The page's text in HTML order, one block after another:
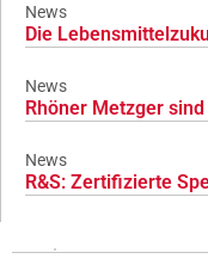
News
Die
News
Rhöner Metzger
News
R&S: Zertifizierte